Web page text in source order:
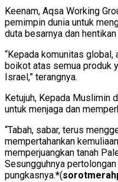
Keenam, Aqsa Working
pemimpin dunia untuk
duta besarnya dan
“Kepada komunitas global,
boikot atas semua produk
Israel,” terangnya.
Ketujuh, Kepada Muslimin
untuk menjaga dan
“Tabah, sabar, terus
mempertahankan
memperjuangkan tanah
Sesungguhnya
pungkasnya.*(